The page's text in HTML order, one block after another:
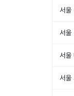
서울
서울
서울
서울